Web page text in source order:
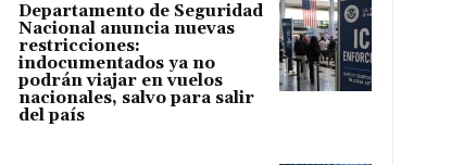
Departamento de Seguridad
Nacional anuncia nuevas
restricciones:
indocumentados ya no
podrán viajar en vuelos
nacionales, salvo para salir
del país